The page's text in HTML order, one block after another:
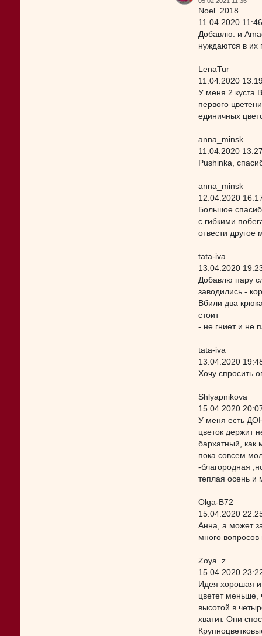
Noel_2018
11.04.2020 11:46
Добавлю: и
нуждаются в их
LenaTur
11.04.2020
У меня 2 куста
первого
единичных
anna_minsk
11.04.2020
Pushinka,
anna_minsk
12.04.2020
Большое
с гибкими
отвести другое
tata-iva
13.04.2020
Добавлю пару
заводились -
Вбили два
стоит
- не гниет и не
tata-iva
13.04.2020
Хочу спросить
Shlyapnikova
15.04.2020
У меня есть
цветок держит
бархатный, как
пока совсем
-благородная
теплая осень и
Olga-B72
15.04.2020
Анна, а может
много вопросов
Zoya_z
15.04.2020
Идея хорошая и
цветет меньше,
высотой в
хватит. Они